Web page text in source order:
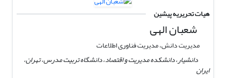
هیات تحریریه پیشین
شعبان الهی
مدیریت دانش، مدیریت فناوری اطلاعات
دانشیار، دانشکده مدیریت و اقتصاد، دانشگاه تربیت مدرس، تهران،
ایران